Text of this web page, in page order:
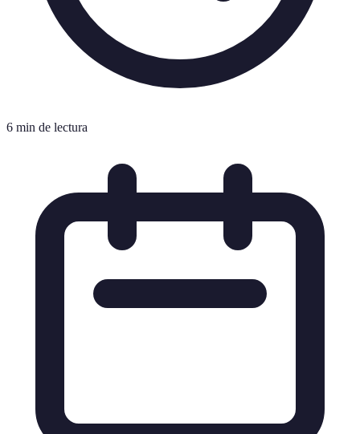
6 min de lectura